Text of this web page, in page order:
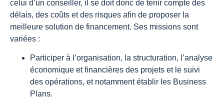
celui d’un conseiller, il se doit donc de tenir compte des
délais, des coûts et des risques afin de proposer la
meilleure solution de financement. Ses missions sont
variées :
Participer à l’organisation, la structuration, l’analyse
économique et financières des projets et le suivi
des opérations, et notamment établir les Business
Plans.